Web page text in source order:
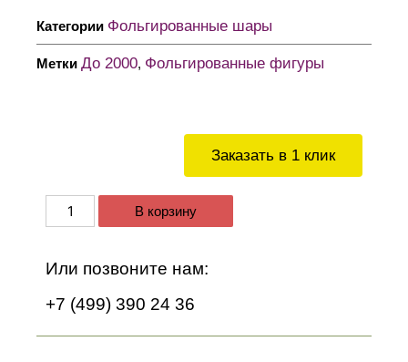
Заказать в 1 клик
В корзину
Или позвоните нам:
+7 (499) 390 24 36
Категории Фольгированные шары
Метки До 2000, Фольгированные фигуры